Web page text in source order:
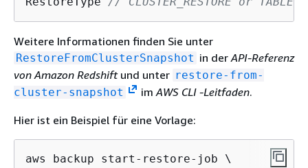
Weitere Informationen finden Sie unter
RestoreFromClusterSnapshot in derAPI-Referenz
von Amazon Redshiftund unter restore-from-
cluster-snapshot
imAWS CLI -Leitfaden.
Hier ist ein Beispiel für eine Vorlage:
aws backup start-restore-job \